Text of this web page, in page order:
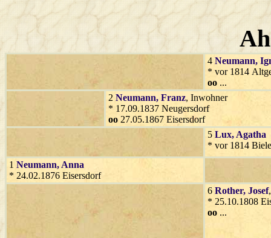
4 Neumann,
* vor 1814
oo ...
2 Neumann, Franz, Inwohner
* 17.09.1837 Neugersdorf
oo 27.05.1867 Eisersdorf
5 Lux, Agatha
* vor 1814
1 Neumann, Anna
* 24.02.1876 Eisersdorf
6 Rother, Josef
* 25.10.1808
oo ...